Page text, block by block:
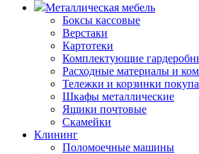
Металлическая мебель
Боксы кассовые
Верстаки
Картотеки
Комплектующие
Расходные материалы и
Тележки и корзинки
Шкафы металлические
Ящики почтовые
Скамейки
Клининг
Поломоечные машины